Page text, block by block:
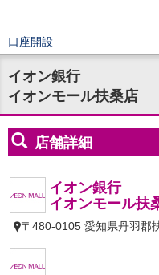
口座開設
ログイン
チャット
メニュー
商品・サービス
預金
円預金TOP
定期預金
積立式定期預金
外貨預金 TOP
イオン銀行
イオンモール扶桑店